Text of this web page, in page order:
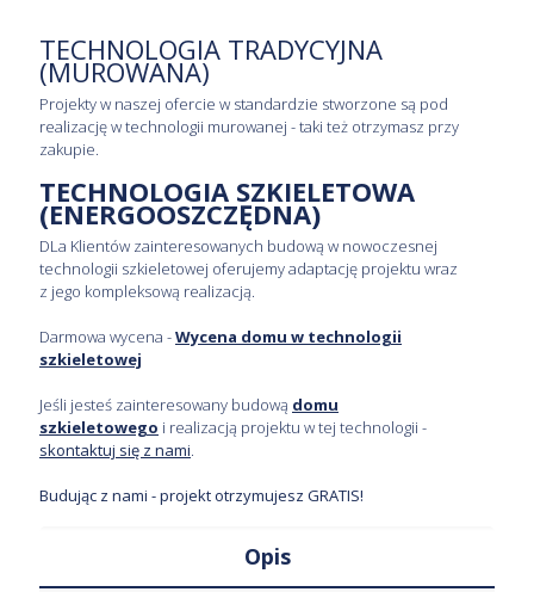
TECHNOLOGIA TRADYCYJNA
(MUROWANA)
Projekty w naszej ofercie w standardzie stworzone są pod
realizację w technologii murowanej - taki też otrzymasz przy
zakupie.
TECHNOLOGIA SZKIELETOWA
(ENERGOOSZCZĘDNA)
DLa Klientów zainteresowanych budową w nowoczesnej
technologii szkieletowej oferujemy adaptację projektu wraz
z jego kompleksową realizacją.
Darmowa wycena -Wycena domu w technologii
szkieletowej
Jeśli jesteś zainteresowany budową domu
szkieletowego i realizacją projektu w tej technologii -
skontaktuj się z nami.
Budując z nami - projekt otrzymujesz GRATIS!
Opis